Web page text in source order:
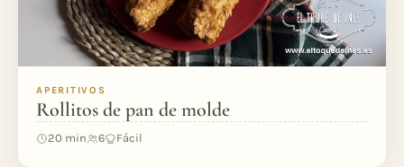
APERITIVOS
Rollitos de pan de molde
20 min 6 Fácil